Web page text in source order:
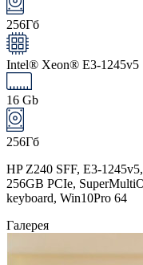
256Гб
Intel® Xeon® E3-1245v5
16 Gb
256Гб
HP Z240 SFF, E3-
256GB PCIe,
keyboard, Win10Pro 64
Галерея